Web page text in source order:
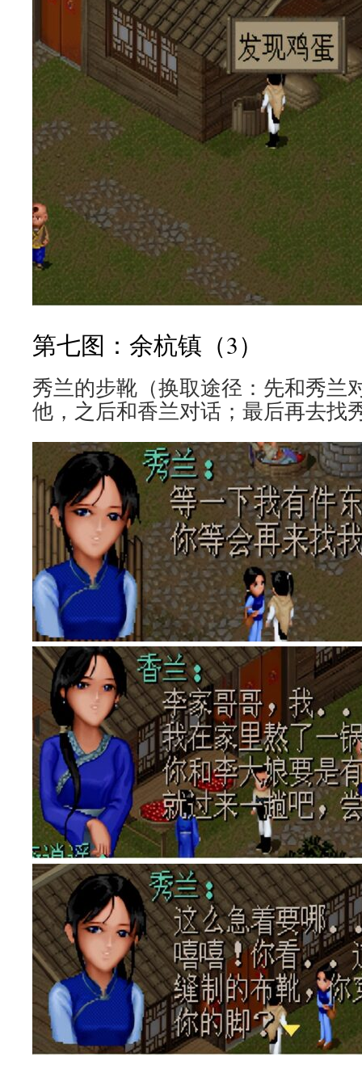
第七图：余杭镇（3）
秀兰的步靴（换取途径：先和秀兰
他，之后和香兰对话；最后再去找